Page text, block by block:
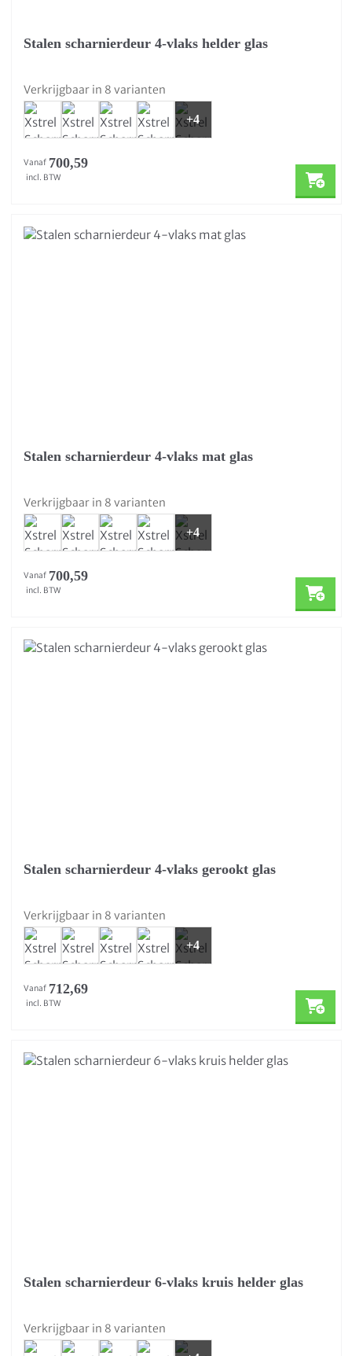
Stalen scharnierdeur 4-vlaks helder glas
Verkrijgbaar in 8 varianten
+4
Vanaf 700,59
incl. BTW
Stalen scharnierdeur 4-vlaks mat glas
Verkrijgbaar in 8 varianten
+4
Vanaf 700,59
incl. BTW
Stalen scharnierdeur 4-vlaks gerookt glas
Verkrijgbaar in 8 varianten
+4
Vanaf 712,69
incl. BTW
Stalen scharnierdeur 6-vlaks kruis helder glas
Verkrijgbaar in 8 varianten